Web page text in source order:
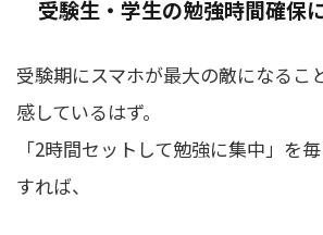
受験生・学生の勉強時間確保
受験期にスマホが最大の敵になるこ
感しているはず。
「2時間セットして勉強に集中」を
すれば、